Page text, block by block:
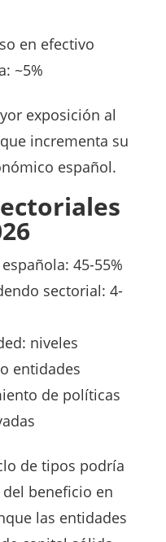
en efectivo
~5%
exposición al
incrementa su
español.
45-55%
sectorial: 4-
niveles
entidades
de políticas
de tipos podría
beneficio en
las entidades